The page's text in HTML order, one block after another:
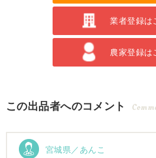
業者登録は
農家登録は
この出品者へのコメント
宮城県／あんこ